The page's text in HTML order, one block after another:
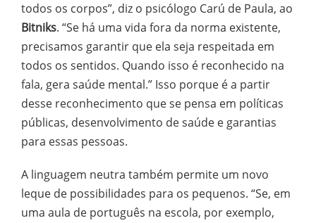
todos os corpos”, diz o psicólogo Carú de Paula, ao
Bitniks. “Se há uma vida fora da norma existente,
precisamos garantir que ela seja respeitada em
todos os sentidos. Quando isso é reconhecido na
fala, gera saúde mental.” Isso porque é a partir
desse reconhecimento que se pensa em políticas
públicas, desenvolvimento de saúde e garantias
para essas pessoas.
A linguagem neutra também permite um novo
leque de possibilidades para os pequenos. “Se, em
uma aula de português na escola, por exemplo,